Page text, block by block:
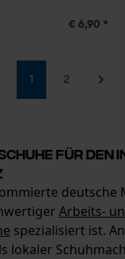
€ 6,90 *
1 2
für den
deutsche
Arbeits-
spezialisiert ist.
lokaler
Loop54 Personalization
Personalisierte Startseite
Gespeicherter Warenkorb
YouTube-Videos
Google Maps
Kontaktaufnahme per